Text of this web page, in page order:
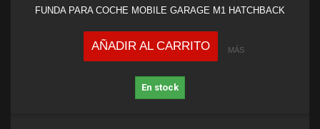
FUNDA PARA COCHE MOBILE GARAGE M1 HATCHBACK
AÑADIR AL CARRITO MÁS
En stock